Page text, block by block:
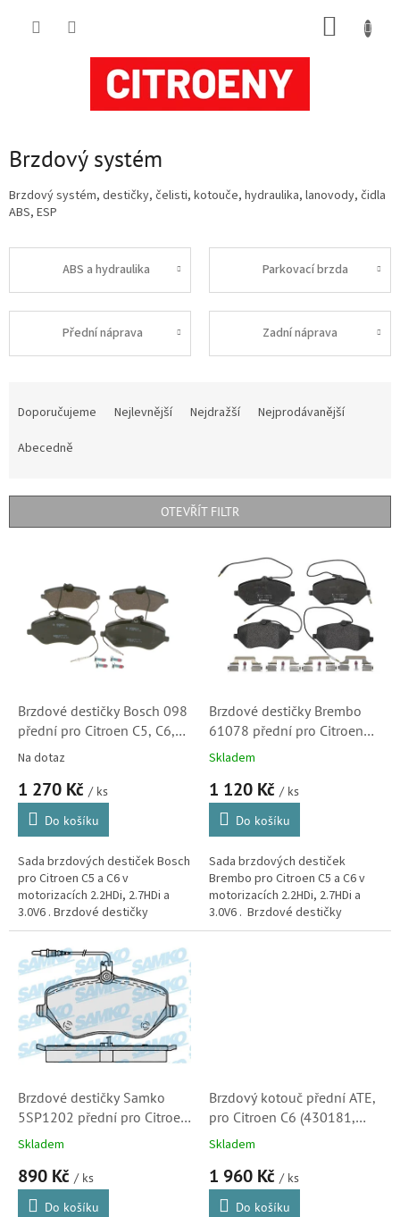
Brzdový systém
Brzdový systém, destičky, čelisti, kotouče, hydraulika, lanovody, čidla
ABS, ESP
ABS a hydraulika Parkovací brzda
Přední náprava Zadní náprava
r
Doporučujeme Nejlevnější Nejdražší
Nejprodávanější
Abecedně
OTEVŘÍT FILTR
Brzdové destičky Bosch 098
přední pro Citroen C5, C6,
2.2HDi, 2.7HDi a 3.0V6
425411, 1611334980)
Na dotaz
1 270 Kč / ks
Do košíku
Sada brzdových destiček Bosch
pro Citroen C5 a C6 v
motorizacích 2.2HDi, 2.7HDi a
3.0V6 . Brzdové destičky
kvalitou i vlastnostmi
odpovídající originálním dílům.
Brzdové destičky Brembo
61078 přední pro Citroen
C5, C6, 2.2HDi, 2.7HDi a
1611334980)
Skladem
1 120 Kč / ks
Do košíku
Sada brzdových destiček
Brembo pro Citroen C5 a C6 v
motorizacích 2.2HDi, 2.7HDi a
3.0V6 . Brzdové destičky
kvalitou i vlastnostmi
Brzdové destičky Samko
5SP1202 přední pro Citroen
C5, C6, 2.2HDi, 2.7HDi a
1611334980)
Skladem
890 Kč / ks
Do košíku
Brzdový kotouč přední ATE,
pro Citroen C6 (430181,
4246K0, 4249A9, 424944)
Skladem
1 960 Kč / ks
Do košíku